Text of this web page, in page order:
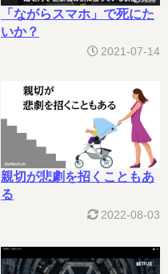
「ながらスマホ」で死にた
いか？
2021-07-14
親切が悲劇を招くこともあ
る
2022-08-03